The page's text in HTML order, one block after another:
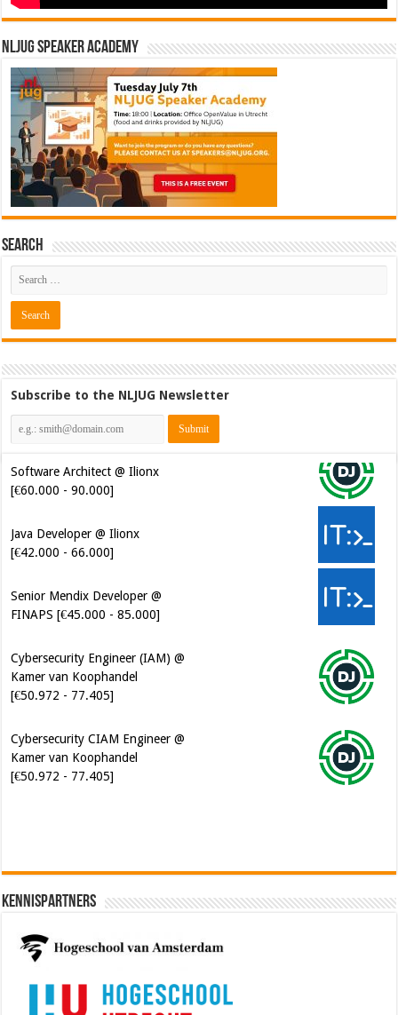
NLJUG Speaker Academy
Search
Subscribe to the NLJUG Newsletter
Software Architect @ Ilionx
[€60.000 - 90.000]
Java Developer @ Ilionx
[€42.000 - 66.000]
Senior Mendix Developer @
FINAPS [€45.000 - 85.000]
Cybersecurity Engineer (IAM) @
Kamer van Koophandel
[€50.972 - 77.405]
Cybersecurity CIAM Engineer @
Kamer van Koophandel
[€50.972 - 77.405]
Kennispartners